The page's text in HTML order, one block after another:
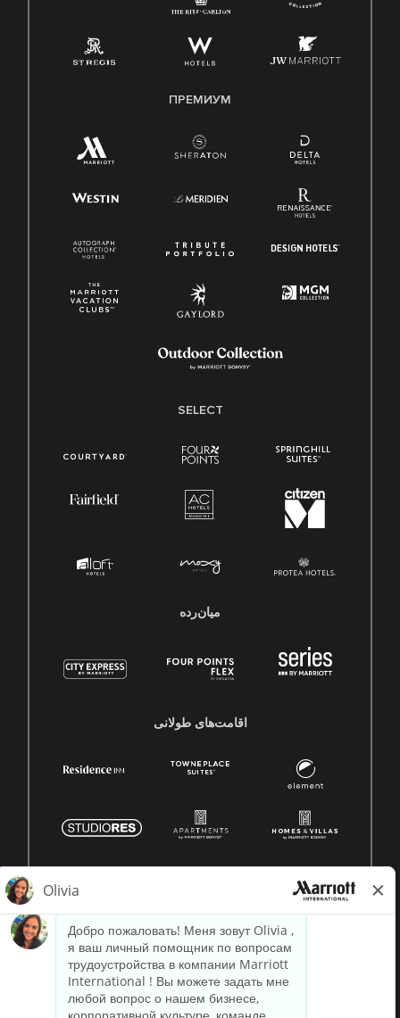
ПРЕМИУМ
SELECT
میان‌رده
اقامت‌های طولانی